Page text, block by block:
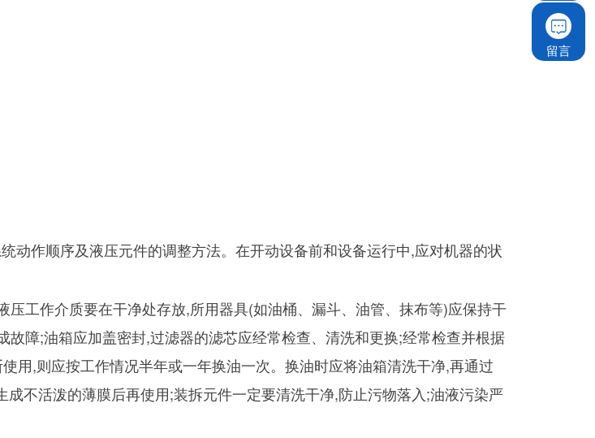
动作顺序及液压元件的调整方法。在开动设备前和设备运行中,应对机器的状
工作介质要在干净处存放,所用器具(如油桶、漏斗、油管、抹布等)应保持干
障;油箱应加盖密封,过滤器的滤芯应经常检查、清洗和更换;经常检查并根据
用,则应按工作情况半年或一年换油一次。换油时应将油箱清洗干净,再通过
不活泼的薄膜后再使用;装拆元件一定要清洗干净,防止污物落入;油液污染严
留言